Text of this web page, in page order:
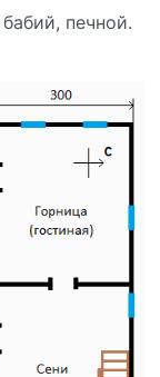
печной.